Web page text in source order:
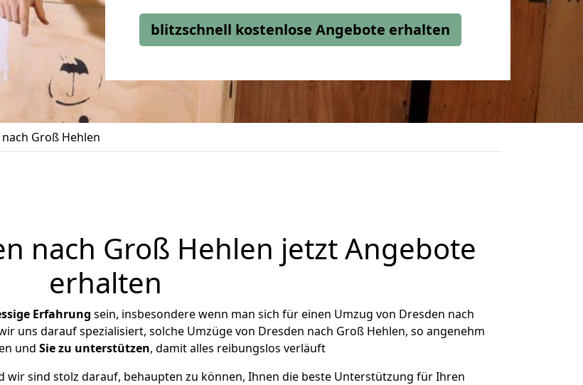
blitzschnell kostenlose Angebote erhalten
Groß Hehlen
nach Groß Hehlen jetzt Angebote
erhalten
Erfahrung sein, insbesondere wenn man sich für einen Umzug von Dresden nach
uns darauf spezialisiert, solche Umzüge von Dresden nach Groß Hehlen, so angenehm
und Sie zu unterstützen, damit alles reibungslos verläuft
wir sind stolz darauf, behaupten zu können, Ihnen die beste Unterstützung für Ihren